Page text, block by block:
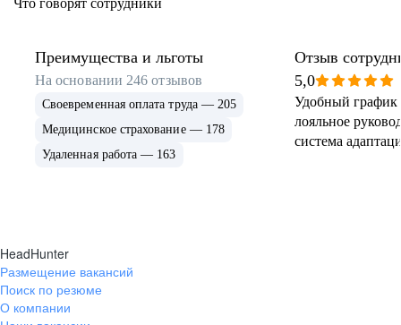
Что говорят сотрудники
Преимущества и льготы
На основании 246 отзывов
Своевременная оплата труда — 205
Медицинское страхование — 178
Удаленная работа — 163
Отзыв
5,0
Удобный график
лояльное
система
HeadHunter
Размещение вакансий
Поиск по резюме
О компании